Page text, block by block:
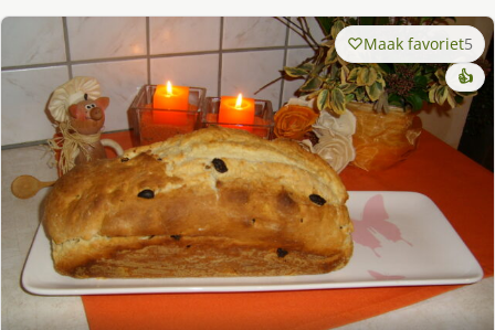
Maak favoriet5
👍